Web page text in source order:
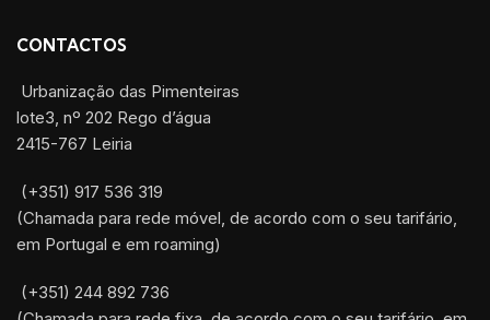
CONTACTOS
Urbanização das Pimenteiras
lote3, nº 202 Rego d’água
2415-767 Leiria
(+351) 917 536 319
(Chamada para rede móvel, de acordo com o seu tarifário,
em Portugal e em roaming)
(+351) 244 892 736